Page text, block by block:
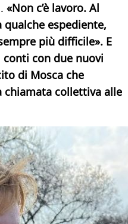
«Non c’è lavoro. Al
espediente,
più difficile». E
con due nuovi
di Mosca che
chiamata collettiva alle